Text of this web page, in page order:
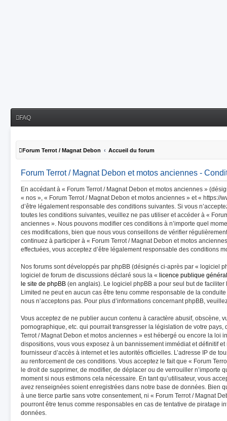
FAQ
Forum Terrot / Magnat Debon Accueil du forum
Forum Terrot / Magnat Debon et motos anciennes -
En accédant à « Forum Terrot / Magnat Debon et motos anciennes »
« nos », « Forum Terrot / Magnat Debon et motos anciennes » et « https://
d’être légalement responsable des conditions suivantes. Si vous
toutes les conditions suivantes, veuillez ne pas utiliser et accéder à «
anciennes ». Nous pouvons modifier ces conditions à n’importe quel
ces modifications, bien que nous vous conseillons de vérifier
continuez à participer à « Forum Terrot / Magnat Debon et motos
effectuées, vous acceptez d’être légalement responsable des conditions
Nos forums sont développés par phpBB (désignés ci-après par « logiciel
logiciel de forum de discussions déclaré sous la « licence publique
le site de phpBB (en anglais). Le logiciel phpBB a pour seul but de
Limited ne peut en aucun cas être tenu comme responsable de la
nous n’acceptons pas. Pour plus d’informations concernant phpBB,
Vous acceptez de ne publier aucun contenu à caractère abusif, obscène,
pornographique, etc. qui pourrait transgresser la législation de votre
Terrot / Magnat Debon et motos anciennes » est hébergé ou encore la loi
dispositions, vous vous exposez à un bannissement immédiat et définitif
fournisseur d’accès à internet et les autorités officielles. L’adresse IP de
au renforcement de ces conditions. Vous acceptez le fait que « Forum
le droit de supprimer, de modifier, de déplacer ou de verrouiller n’importe
moment si nous estimons cela nécessaire. En tant qu’utilisateur, vous
avez renseignées soient enregistrées dans notre base de données. Bien
à une tierce partie sans votre consentement, ni « Forum Terrot / Magnat
pourront être tenus comme responsables en cas de tentative de piratage
données.